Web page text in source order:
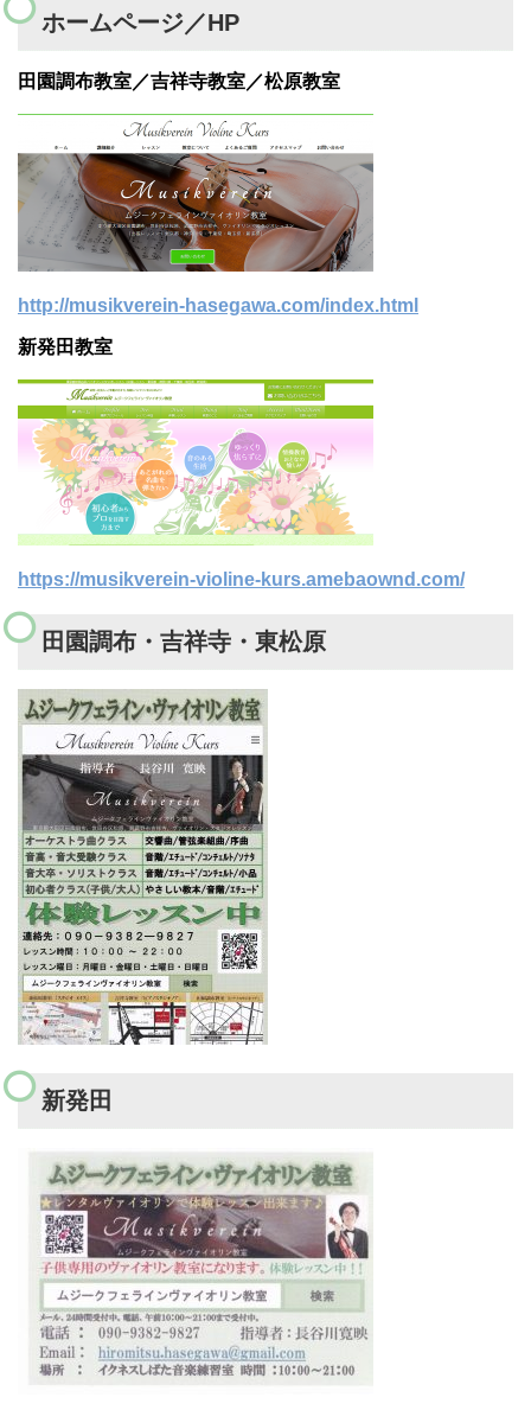
ホームページ／HP
田園調布教室／吉祥寺教室／松原教室
http://musikverein-hasegawa.com/index.html
新発田教室
https://musikverein-violine-kurs.amebaownd.com/
田園調布・吉祥寺・東松原
新発田